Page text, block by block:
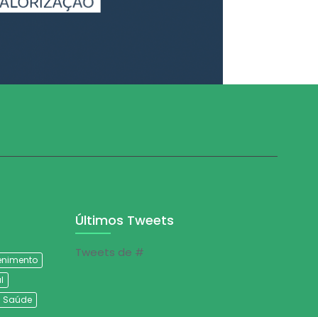
Saúde
Últimos Tweets
Tweets de #